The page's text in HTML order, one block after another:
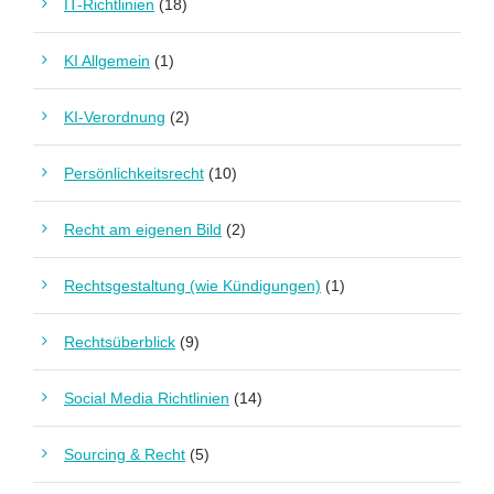
IT-Richtlinien (18)
KI Allgemein (1)
KI-Verordnung (2)
Persönlichkeitsrecht (10)
Recht am eigenen Bild (2)
Rechtsgestaltung (wie Kündigungen) (1)
Rechtsüberblick (9)
Social Media Richtlinien (14)
Sourcing & Recht (5)